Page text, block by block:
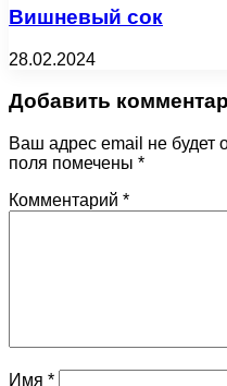
Вишневый сок
28.02.2024
Добавить
Ваш адрес email не будет
поля помечены *
Комментарий *
Имя *